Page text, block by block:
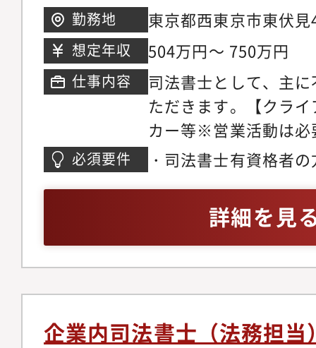
に」対応させていた
（6ヵ月）で入社され
情等で自己都合退社
社員になりました。
約束するものではご
相性をみる期間だと
います。ご自身の判
い。＊＊＊＊＊＊＊
勤務地 東京都西東京市東伏
想定年収 504万円～ 750万円
仕事内容
司法書士として、主
ただきます。【クラ
カー等※営業活動は必
必須要件
・司法書士有資格者
動産登記に関する一
詳細を見
企業内司法書士（法務担